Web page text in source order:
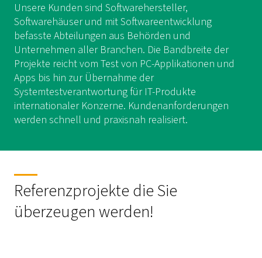
Unsere Kunden sind Softwarehersteller,
Softwarehäuser und mit Softwareentwicklung
befasste Abteilungen aus Behörden und
Unternehmen aller Branchen. Die Bandbreite der
Projekte reicht vom Test von PC-Applikationen und
Apps bis hin zur Übernahme der
Systemtestverantwortung für IT-Produkte
internationaler Konzerne. Kundenanforderungen
werden schnell und praxisnah realisiert.
Referenzprojekte die Sie
überzeugen werden!